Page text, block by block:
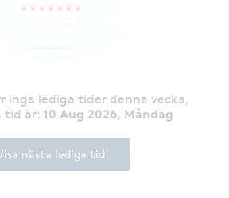
inga lediga tider denna vecka,
tid är: 10 Aug 2026, Måndag
nästa lediga tid